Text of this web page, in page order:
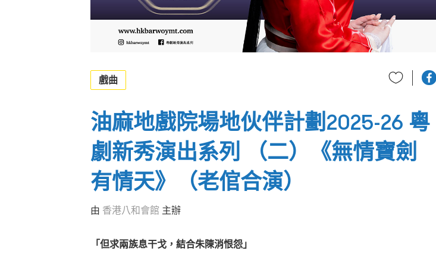
戲曲
油麻地戲院場地伙伴計劃2025-26 粵
劇新秀演出系列 （二）《無情寶劍
有情天》（老倌合演）
由 香港八和會館 主辦
「但求兩族息干戈，結合朱陳消恨怨」